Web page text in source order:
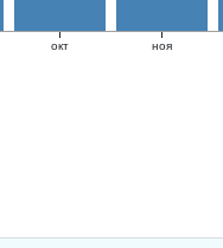
окт ноя